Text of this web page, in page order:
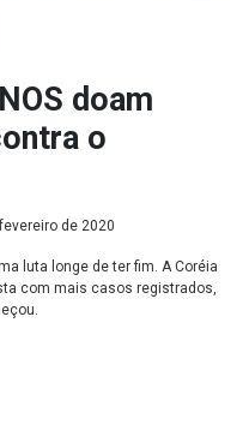
doam
o
de 2020
luta longe de ter fim. A Coréia
com mais casos registrados,